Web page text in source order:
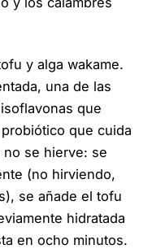
y alga wakame.
una de las
que
que cuida
no se hierve: se
(no hirviendo,
se añade el tofu
hidratada
en ocho minutos.